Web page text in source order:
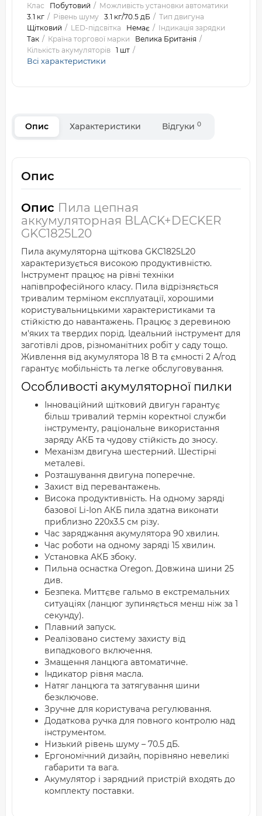
Клас Побутовий
Можливість установки автоматики
3.1 кг
Рівень шуму 3.1 кг/70.5 дБ
Тип двигуна
Щітковий
LED-підсвітка Немає
Індикація зарядки
Так
Країна торгової марки
Велика Британія
Кількість акумуляторів 1 шт
Всі характеристики
Опис Характеристики Відгуки 0
Опис
Опис Пила цепная
аккумуляторная BLACK+DECKER
GKC1825L20
Пила акумуляторна щіткова GKC1825L20
характеризується високою продуктивністю.
Інструмент працює на рівні техніки
напівпрофесійного класу. Пила відрізняється
тривалим терміном експлуатації, хорошими
користувальницькими характеристиками та
стійкістю до навантажень. Працює з деревиною
м'яких та твердих порід. Ідеальний інструмент для
заготівлі дров, різноманітних робіт у саду тощо.
Живлення від акумулятора 18 В та ємності 2 А/год
гарантує мобільність та легке обслуговування.
Особливості акумуляторної пилки
Інноваційний щітковий двигун гарантує
більш тривалий термін коректної служби
інструменту, раціональне використання
заряду АКБ та чудову стійкість до зносу.
Механізм двигуна шестерний. Шестірні
металеві.
Розташування двигуна поперечне.
Захист від перевантажень.
Висока продуктивність. На одному заряді
базової Li-Ion АКБ пила здатна виконати
приблизно 220х3.5 см різу.
Час заряджання акумулятора 90 хвилин.
Час роботи на одному заряді 15 хвилин.
Установка АКБ збоку.
Пильна оснастка Oregon. Довжина шини 25
див.
Безпека. Миттєве гальмо в екстремальних
ситуаціях (ланцюг зупиняється менш ніж за 1
секунду).
Плавний запуск.
Реалізовано систему захисту від
випадкового включення.
Змащення ланцюга автоматичне.
Індикатор рівня масла.
Натяг ланцюга та затягування шини
безключове.
Зручне для користувача регулювання.
Додаткова ручка для повного контролю над
інструментом.
Низький рівень шуму – 70.5 дБ.
Ергономічний дизайн, порівняно невеликі
габарити та вага.
Акумулятор і зарядний пристрій входять до
комплекту поставки.